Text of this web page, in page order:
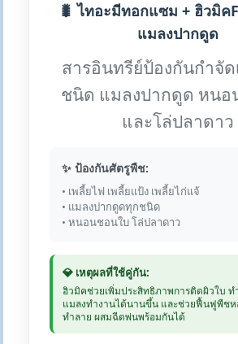
🐛 ไทอะมีทอกแซม + ฮิวมิค
แมลงปากดูด
สารอินทรีย์ป้องกันกำจั
ชนิด แมลงปากดูด หนอ
และโล่ปลาดาว
✨ ป้องกันศัตรูพืช:
• เพลี้ยไฟ เพลี้ยแป้ง เพลี้ยไก่แจ้
• แมลงปากดูดทุกชนิด
• หนอนชอนใบ โล่ปลาดาว
💎 เหตุผลที่ใช้คู่กัน:
ฮิวมิคช่วยเพิ่มประสิทธิภาพการติดผิวใบ ท
แมลงทำงานได้นานขึ้น และช่วยฟื้นฟูพืชห
ทำลาย ผสมฉีดพ่นพร้อมกันได้